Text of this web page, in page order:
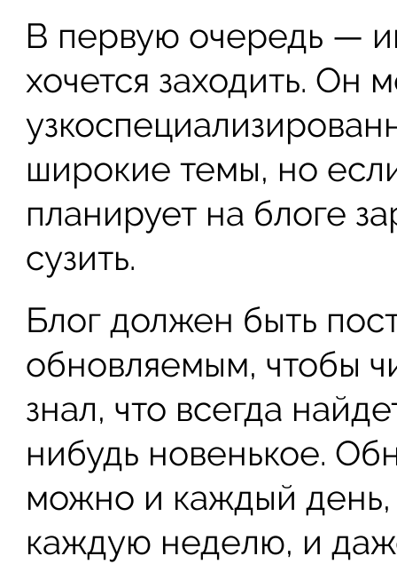
В первую очередь —
хочется заходить. Он
широкие темы, но
планирует на блоге
сузить.
Блог должен быть
обновляемым, чтобы
знал, что всегда
нибудь новенькое.
можно и каждый
каждую неделю, и